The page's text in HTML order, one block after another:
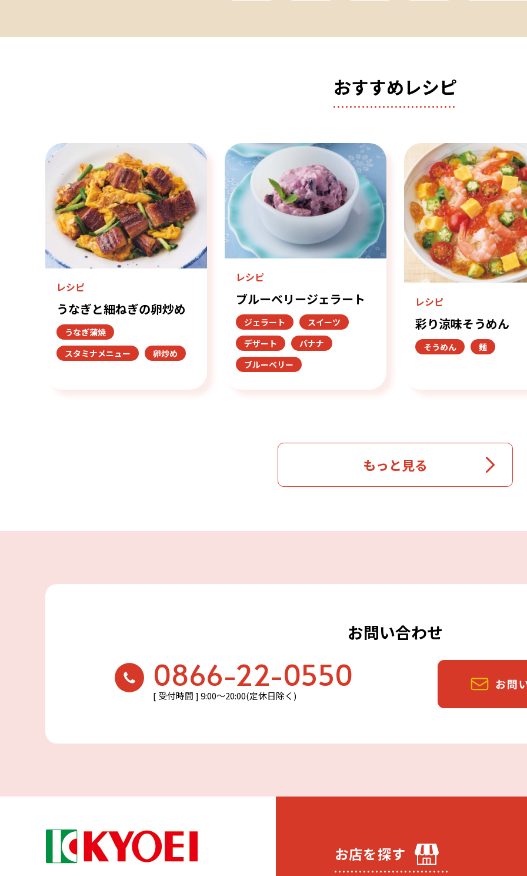
おすすめレシピ
レシピ
うなぎと細ねぎの卵炒め
うなぎ蒲焼
スタミナメニュー
卵炒め
レシピ
ブルーベリージェラート
ジェラート
スイーツ
デザート
バナナ
ブルーベリー
レシピ
彩り涼味そうめん
そうめん 麺
もっと見る
お問い合わせ
0866-22-0550
[ 受付時間 ] 9:00〜20:00(定休日除く)
お店を探す